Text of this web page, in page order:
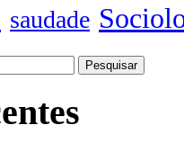
saudade